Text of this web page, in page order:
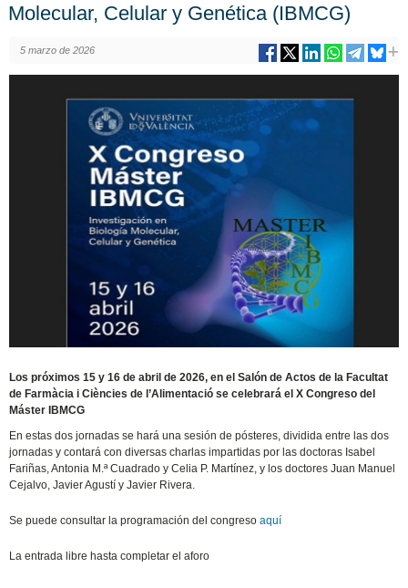
Molecular, Celular y Genética (IBMCG)
5 marzo de 2026
Los próximos 15 y 16 de abril de 2026, en el Salón de Actos de la Facultat
de Farmàcia i Ciències de l’Alimentació se celebrará el X Congreso del
Máster IBMCG
En estas dos jornadas se hará una sesión de pósteres, dividida entre las dos
jornadas y contará con diversas charlas impartidas por las doctoras Isabel
Fariñas, Antonia M.ª Cuadrado y Celia P. Martínez, y los doctores Juan Manuel
Cejalvo, Javier Agustí y Javier Rivera.
Se puede consultar la programación del congresoaquí
La entrada libre hasta completar el aforo